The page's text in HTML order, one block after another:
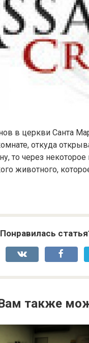
в церкви Санта
откуда
то через
животного,
Понравилась
также